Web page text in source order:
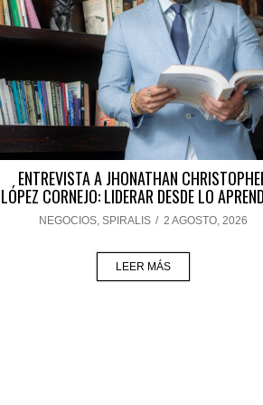
ENTREVISTA A JHONATHAN
LÓPEZ CORNEJO: LIDERAR DESDE LO
NEGOCIOS, SPIRALIS / 2 AGOSTO, 2026
LEER MÁS